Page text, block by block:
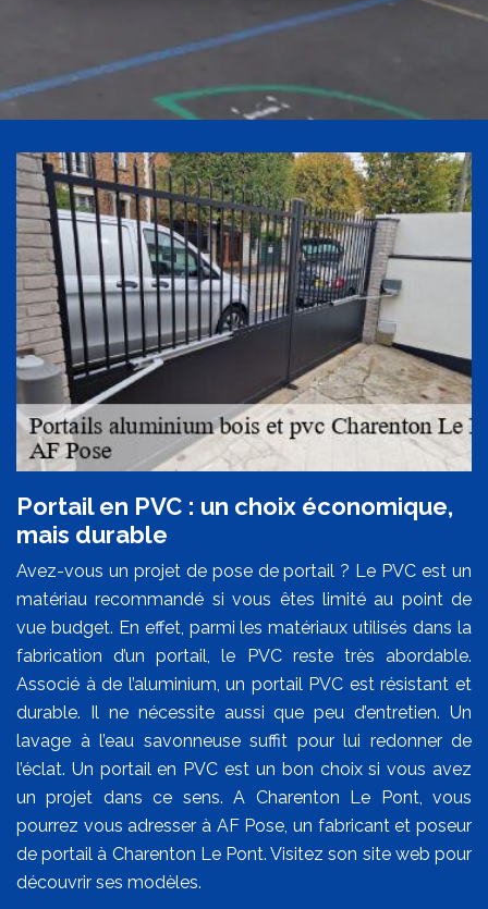
Portail en PVC : un choix économique,
mais durable
Avez-vous un projet de pose de portail ? Le PVC est un
matériau recommandé si vous êtes limité au point de
vue budget. En effet, parmi les matériaux utilisés dans la
fabrication d’un portail, le PVC reste très abordable.
Associé à de l’aluminium, un portail PVC est résistant et
durable. Il ne nécessite aussi que peu d’entretien. Un
lavage à l’eau savonneuse suffit pour lui redonner de
l’éclat. Un portail en PVC est un bon choix si vous avez
un projet dans ce sens. A Charenton Le Pont, vous
pourrez vous adresser à AF Pose, un fabricant et poseur
de portail à Charenton Le Pont. Visitez son site web pour
découvrir ses modèles.